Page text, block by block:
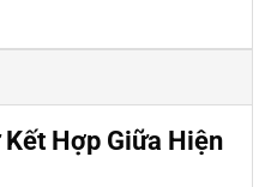
Hợp Giữa Hiện